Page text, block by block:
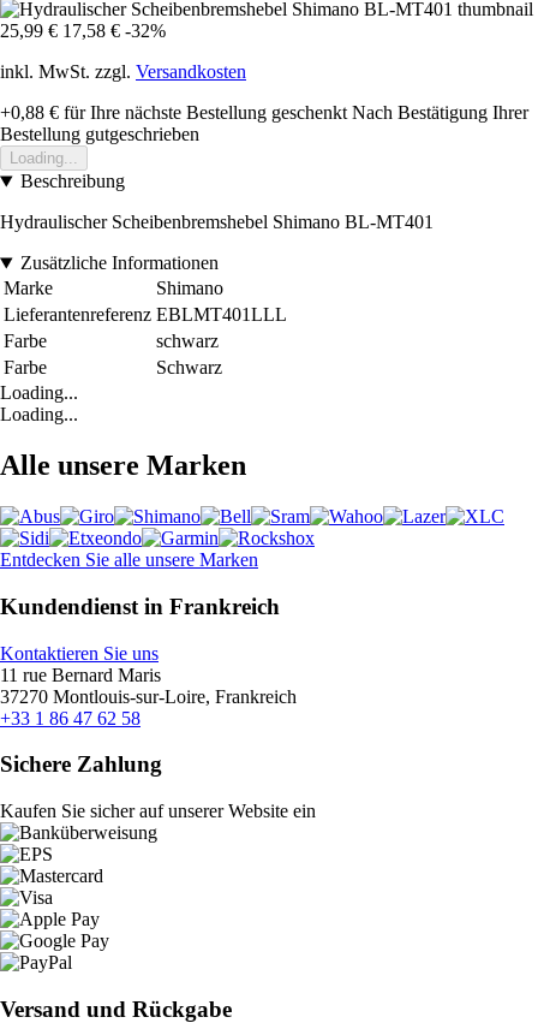
25,99 € 17,58 € -32%
inkl. MwSt. zzgl. Versandkosten
+0,88 € für Ihre nächste Bestellung geschenkt Nach Bestätigung Ihrer
Bestellung gutgeschrieben
Loading...
Beschreibung
Hydraulischer Scheibenbremshebel Shimano BL-MT401
Zusätzliche Informationen
Marke
Shimano
Lieferantenreferenz EBLMT401LLL
Farbe
schwarz
Farbe
Schwarz
Loading...
Loading...
Alle unsere Marken
Entdecken Sie alle unsere Marken
Kundendienst in Frankreich
Kontaktieren Sie uns
11 rue Bernard Maris
37270 Montlouis-sur-Loire, Frankreich
+33 1 86 47 62 58
Sichere Zahlung
Kaufen Sie sicher auf unserer Website ein
Versand und Rückgabe